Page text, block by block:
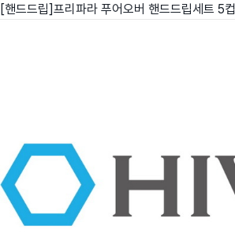
[핸드드립]프리파라 푸어오버 핸드드립세트 5컵